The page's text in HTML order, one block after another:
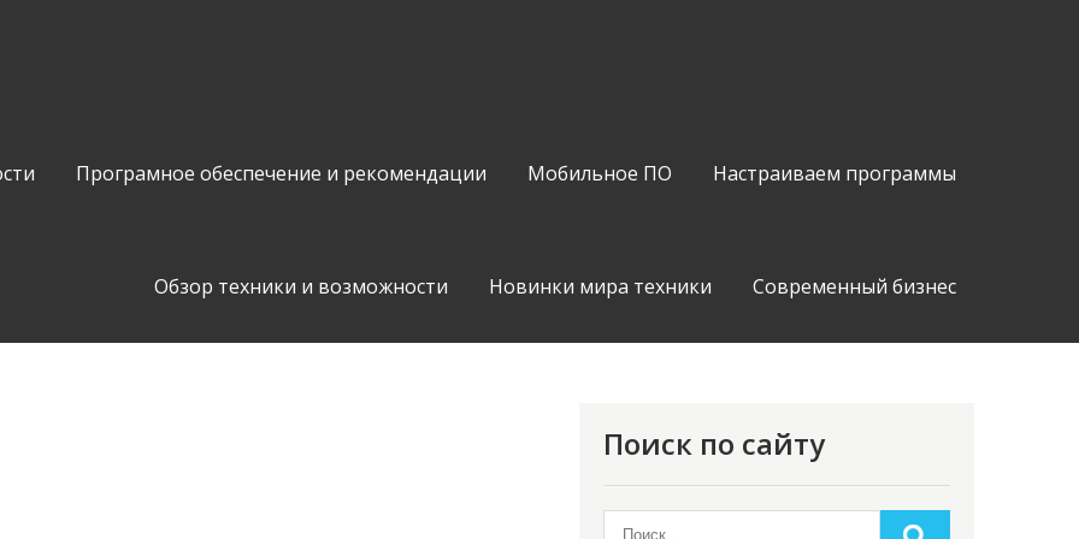
Програмное обеспечение и рекомендации Мобильное ПО Настраиваем программы
Обзор техники и возможности Новинки мира техники Современный бизнес
Поиск по сайту